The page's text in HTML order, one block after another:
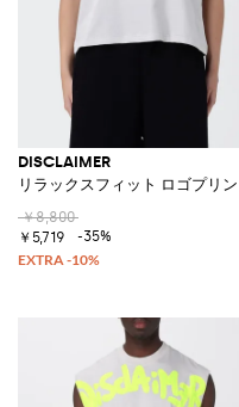
DISCLAIMER
リラックスフィット ロゴプリ
￥8,800
￥5,719
-35%